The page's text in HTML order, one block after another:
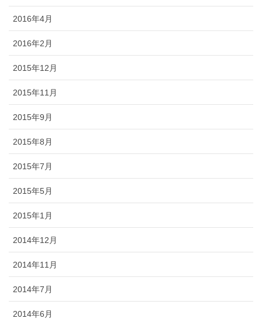
2016年4月
2016年2月
2015年12月
2015年11月
2015年9月
2015年8月
2015年7月
2015年5月
2015年1月
2014年12月
2014年11月
2014年7月
2014年6月